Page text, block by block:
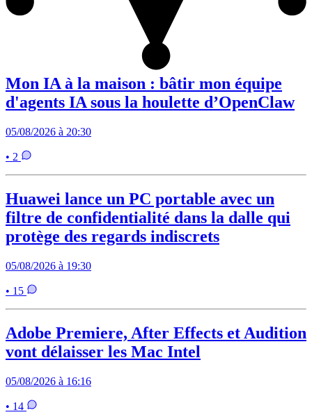
Mon IA à la maison : bâtir mon équipe
d'agents IA sous la houlette d’OpenClaw
05/08/2026 à 20:30
• 2
Huawei lance un PC portable avec un
filtre de confidentialité dans la dalle qui
protège des regards indiscrets
05/08/2026 à 19:30
• 15
Adobe Premiere, After Effects et Audition
vont délaisser les Mac Intel
05/08/2026 à 16:16
• 14